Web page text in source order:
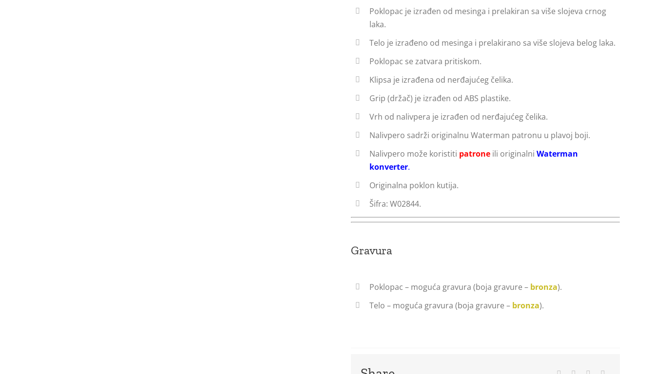
Poklopac je izrađen od mesinga i prelakiran sa više slojeva crnog
laka.
Telo je izrađeno od mesinga i prelakirano sa više slojeva belog laka.
Poklopac se zatvara pritiskom.
Klipsa je izrađena od nerđajućeg čelika.
Grip (držač) je izrađen od ABS plastike.
Vrh od nalivpera je izrađen od nerđajućeg čelika.
Nalivpero sadrži originalnu Waterman patronu u plavoj boji.
Nalivpero može koristiti patrone ili originalni Waterman
konverter.
Originalna poklon kutija.
Šifra: W02844.
Gravura
Poklopac – moguća gravura (boja gravure – bronza).
Telo – moguća gravura (boja gravure – bronza).